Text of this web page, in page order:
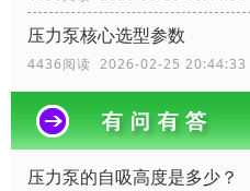
压力泵核心选型参数
4436阅读 2026-02-25 20:44:33
压力泵的自吸高度是多少？